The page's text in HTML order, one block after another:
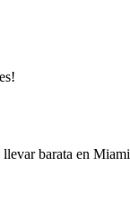
llevar barata en